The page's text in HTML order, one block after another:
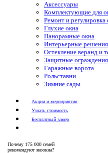
Аксессуары
Комплектующие для
Ремонт и регулировка
Глухие окна
Панорамные окна
Интерьерные решения
Остекление веранд и
Защитные ограждения
Гаражные ворота
Рольставни
Зимние сады
Акции и мероприятия
Узнать стоимость
Бесплатный замер
Почему 175 000 семей
рекомендуют экоокна?